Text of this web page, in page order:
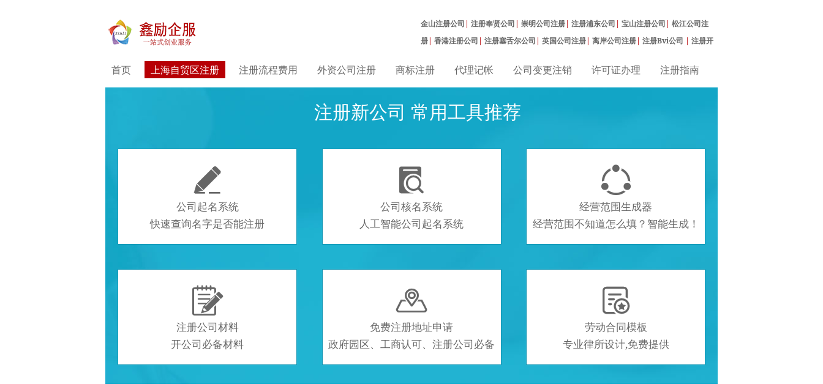
金山注册公司 | 注册奉贤公司 | 崇明公司注册| 注册浦东公司 | 宝山注册公司 | 松江公司注
册| 香港注册公司 | 注册塞舌尔公司 | 英国公司注册| 离岸公司注册| 注册Bvi公司 | 注册开
首页 上海自贸区注册 注册流程费用 外资公司注册 商标注册 代理记帐 公司变更注销 许可证办理 注册指南
注册新公司 常用工具推荐

公司起名系统
快速查询名字是否能注册

公司核名系统
人工智能公司起名系统

经营范围生成器
经营范围不知道怎么填？智能生成！

注册公司材料
开公司必备材料

免费注册地址申请
政府园区、工商认可、注册公司必备

劳动合同模板
专业律所设计,免费提供